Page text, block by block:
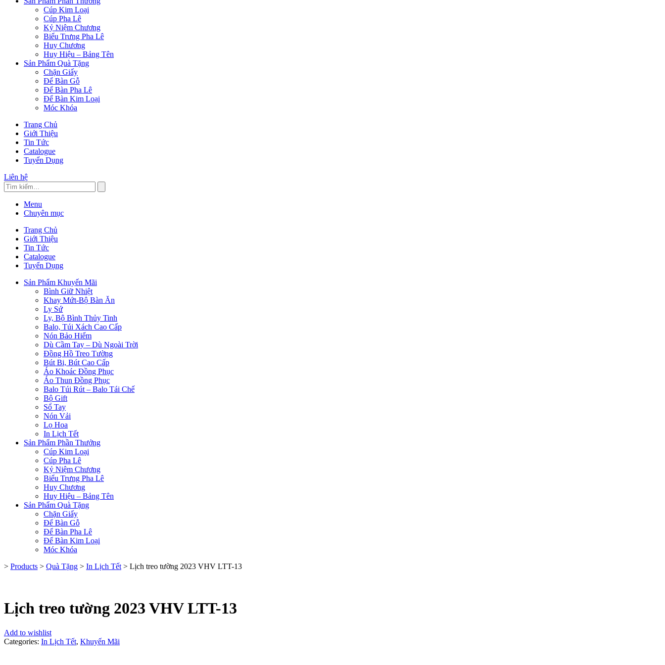
Cúp Kim Loại
Cúp Pha Lê
Kỷ Niệm Chương
Biểu Trưng Pha Lê
Huy Chương
Huy Hiệu – Bảng Tên
Sản Phẩm Quà Tặng
Chặn Giấy
Để Bàn Gỗ
Để Bàn Pha Lê
Để Bàn Kim Loại
Móc Khóa
Trang Chủ
Giới Thiệu
Tin Tức
Catalogue
Tuyển Dụng
Liên hệ
Menu
Chuyên mục
Trang Chủ
Giới Thiệu
Tin Tức
Catalogue
Tuyển Dụng
Sản Phẩm Khuyến Mãi
Bình Giữ Nhiệt
Khay Mứt-Bộ Bàn Ăn
Ly Sứ
Ly, Bộ Bình Thủy Tinh
Balo, Túi Xách Cao Cấp
Nón Bảo Hiểm
Dù Cầm Tay – Dù Ngoài Trời
Đồng Hồ Treo Tường
Bút Bi, Bút Cao Cấp
Áo Khoác Đồng Phục
Áo Thun Đồng Phục
Balo Túi Rút – Balo Tái Chế
Bộ Gift
Sổ Tay
Nón Vải
Lọ Hoa
In Lịch Tết
Sản Phẩm Phần Thưởng
Cúp Kim Loại
Cúp Pha Lê
Kỷ Niệm Chương
Biểu Trưng Pha Lê
Huy Chương
Huy Hiệu – Bảng Tên
Sản Phẩm Quà Tặng
Chặn Giấy
Để Bàn Gỗ
Để Bàn Pha Lê
Để Bàn Kim Loại
Móc Khóa
> Products > Quà Tặng > In Lịch Tết > Lịch treo tường 2023 VHV LTT-13
Lịch treo tường 2023 VHV LTT-13
Add to wishlist
Categories: In Lịch Tết, Khuyến Mãi